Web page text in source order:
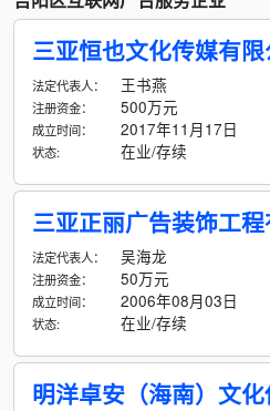
三亚恒也文化传媒有
法定代表人： 王书燕
注册资金： 500万元
成立时间： 2017年11月17日
状态: 在业/存续
三亚正丽广告装饰工
法定代表人： 吴海龙
注册资金： 50万元
成立时间： 2006年08月03日
状态: 在业/存续
明洋卓安（海南）文